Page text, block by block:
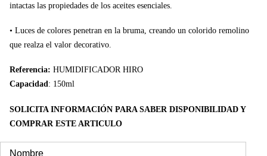
intactas las propiedades de los aceites esenciales.
• Luces de colores penetran en la bruma, creando un colorido remolino
que realza el valor decorativo.
Referencia: HUMIDIFICADOR HIRO
Capacidad: 150ml
SOLICITA INFORMACIÓN PARA SABER DISPONIBILIDAD Y
COMPRAR ESTE ARTICULO